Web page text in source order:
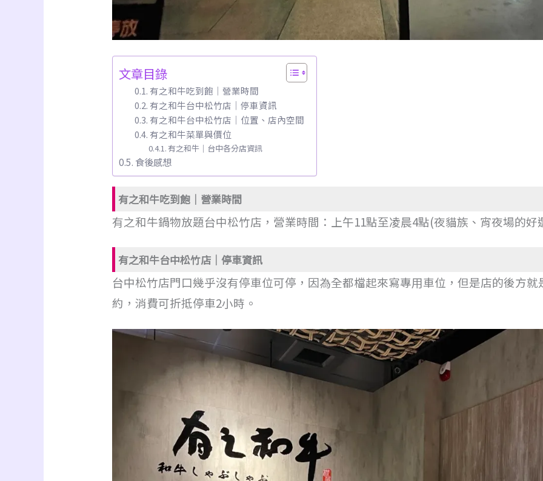
文章目錄
有之和牛吃到飽｜營業時間
有之和牛台中松竹店｜停車資訊
有之和牛台中松竹店｜位置、店內空間
有之和牛菜單與價位
有之和牛｜台中各分店資訊
食後感想
有之和牛吃到飽｜營業時間
有之和牛鍋物放題台中松竹店，營業時間：上午11點至凌晨4點(夜貓族、宵夜場的好
有之和牛台中松竹店｜停車資訊
台中松竹店門口幾乎沒有停車位可停，因為全都檔起來寫專用車位，但是店的後方
約，消費可折抵停車2小時。